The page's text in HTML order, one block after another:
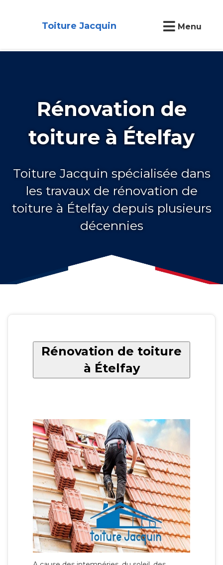
Toiture Jacquin Menu
Rénovation de
toiture à Ételfay
Toiture Jacquin spécialisée dans
les travaux de rénovation de
toiture à Ételfay depuis plusieurs
décennies
Rénovation de toiture
à Ételfay